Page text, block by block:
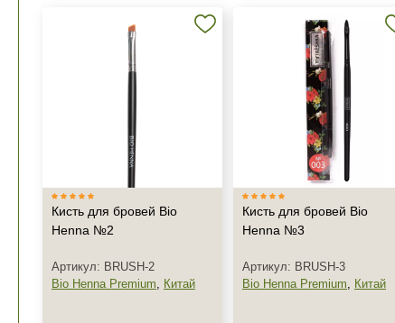
Кисть для бровей Bio
Henna №2
Артикул: BRUSH-2
Bio Henna Premium, Китай
Кисть для бровей Bio
Henna №3
Артикул: BRUSH-3
Bio Henna Premium, Китай